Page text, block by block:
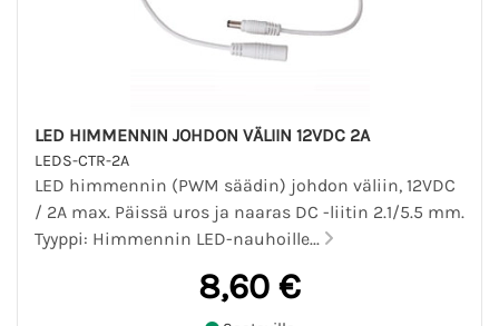
LED HIMMENNIN JOHDON VÄLIIN 12VDC 2A
LEDS-CTR-2A
LED himmennin (PWM säädin) johdon väliin, 12VDC
/ 2A max. Päissä uros ja naaras DC -liitin 2.1/5.5 mm.
Tyyppi: Himmennin LED-nauhoille...
8,60 €